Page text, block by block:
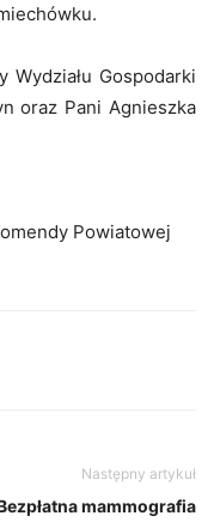
Wydziału Gospodarki
oraz Pani Agnieszka
Powiatowej
Następny artykuł
mammografia